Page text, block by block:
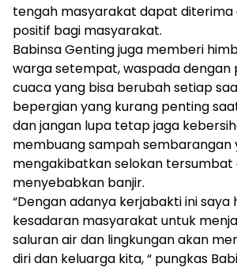
tengah masyarakat dapat
positif bagi masyarakat.
Babinsa Genting juga memberi
warga setempat, waspada dengan
cuaca yang bisa berubah setiap
bepergian yang kurang penting
dan jangan lupa tetap jaga
membuang sampah sembarangan
mengakibatkan selokan tersumbat
menyebabkan banjir.
“Dengan adanya kerjabakti ini saya
kesadaran masyarakat untuk
saluran air dan lingkungan akan
diri dan keluarga kita, “ pungkas